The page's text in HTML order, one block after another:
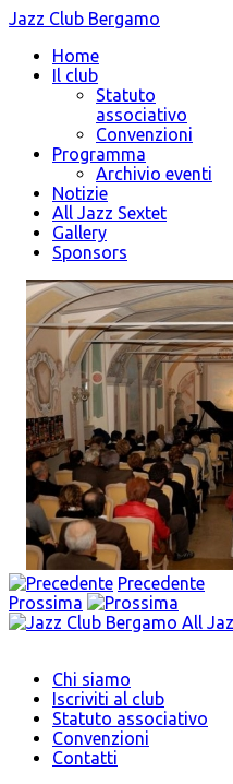
Jazz Club Bergamo
Home
Il club
Statuto
associativo
Convenzioni
Programma
Archivio eventi
Notizie
All Jazz Sextet
Gallery
Sponsors
Precedente
Prossima
Chi siamo
Iscriviti al club
Statuto associativo
Convenzioni
Contatti